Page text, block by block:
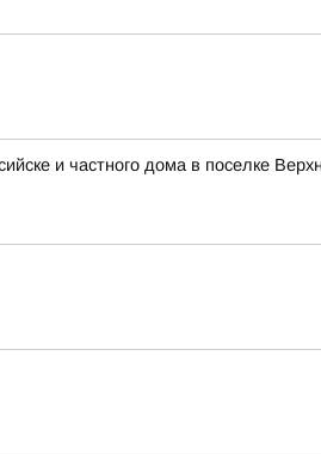
и частного дома в поселке